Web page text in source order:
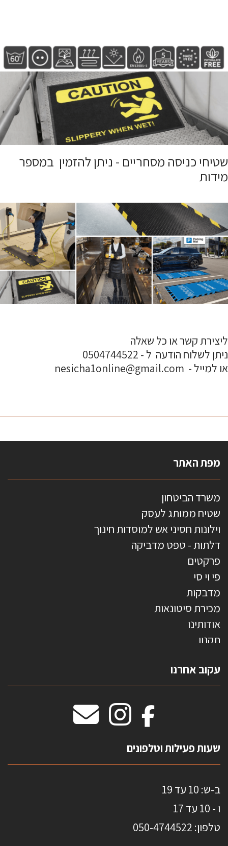
שטיחי כניסה מסחריים - ניתן להזמין במספר
מידות
ליצירת קשר או כל שאלה
ניתן לשלוח הודעה ל - 0504744522
או למייל - nesicha1online@gmail.com
מפת האתר
משרד הביטחון
שטיח ממותג לעסק
וילונות חסיני אש למוסדות חינוך
דלתות - טפט מדביקה
פרקטים
פי וי סי
מדבקות
מכירת סיטונאות
אודותינו
תקנון
טפטים משולשים
וילונות חסיני אש
מדבקות אנטי סאן
עקוב אחרנו
שעות פעילות וטלפונים
ב-ש: 10 עד 19
ו - 10 עד 17
טלפון: 0 50-4744522